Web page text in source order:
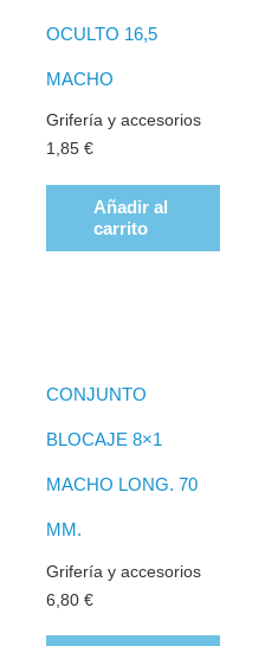
OCULTO 16,5
MACHO
Grifería y accesorios
1,85€
Añadir al
carrito
CONJUNTO
BLOCAJE 8×1
MACHO LONG. 70
MM.
Grifería y accesorios
6,80€